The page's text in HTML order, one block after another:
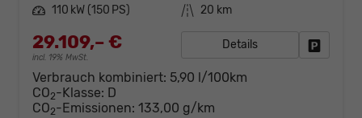
Leistung 110 kW (150 PS) Kilometerstand 20 km
29.109,– €
incl. 19% MwSt.
Details
Verbrauch kombiniert: 5,90 l/100km
CO2-Klasse: D
CO2-Emissionen: 133,00 g/km